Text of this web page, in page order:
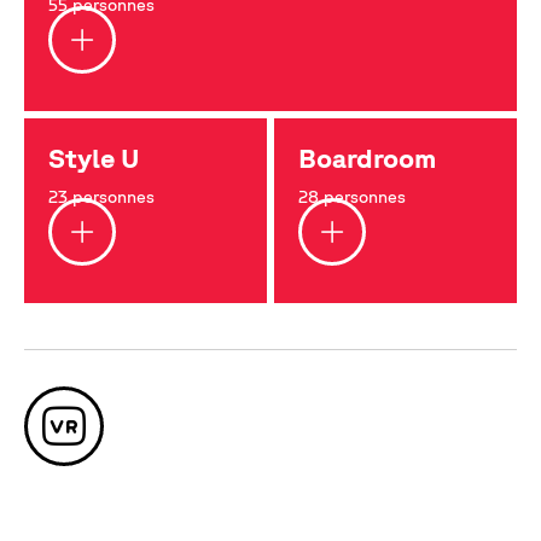
55 personnes
Style U
23 personnes
Boardroom
28 personnes